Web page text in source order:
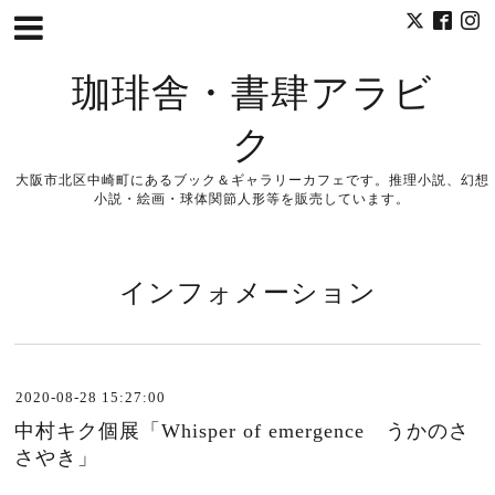
珈琲舎・書肆アラビ
ク
大阪市北区中崎町にあるブック＆ギャラリーカフェです。推理小説、幻想
小説・絵画・球体関節人形等を販売しています。
インフォメーション
2020-08-28 15:27:00
中村キク個展「Whisper of emergence うかのさ
さやき」